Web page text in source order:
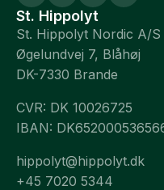
St. Hippolyt
St. Hippolyt Nordic A/S
Øgelundvej 7, Blåhøj
DK-7330 Brande
CVR: DK 10026725
IBAN:
hippolyt@hippolyt.dk
+45 7020 5344